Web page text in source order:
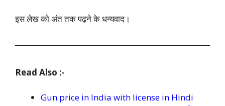
इस लेख को अंत तक पढ़ने के धन्यवाद।
Read Also :-
Gun price in India with license in Hindi